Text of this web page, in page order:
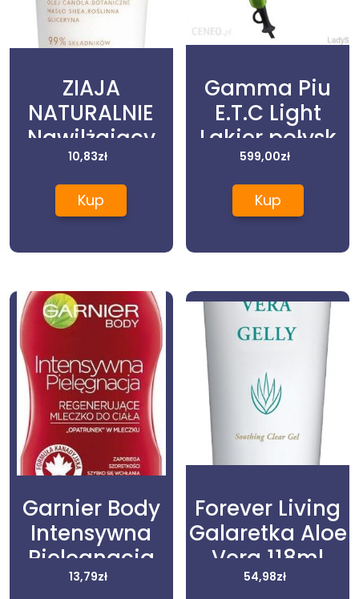
ZIAJA
NATURALNIE
Nawilżający
balsam do
ciała, 200ml
10,83zł
Kup
Gamma Piu
E.T.C Light
Lakier połysk
Zieleń Lekka
suszarka
599,00zł
Kup
Garnier Body
Intensywna
Pielęgnacja
Regenerujące
13,79zł
Forever Living
Galaretka Aloe
Vera 118ml
54,98zł